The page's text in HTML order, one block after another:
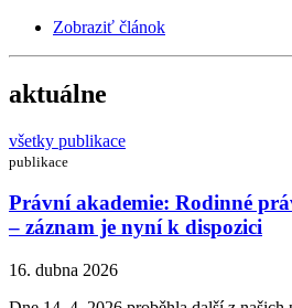
Zobraziť článok
aktuálne
všetky publikace
publikace
Právní akademie: Rodinné
– záznam je nyní k dispozici
16. dubna 2026